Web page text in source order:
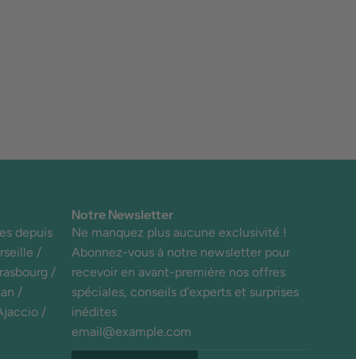
depuis
/
/
/
/
Notre Newsletter
Ne manquez plus aucune exclusivité !
Abonnez-vous à notre newsletter pour
recevoir en avant-première nos offres
spéciales, conseils d'experts et surprises
inédites